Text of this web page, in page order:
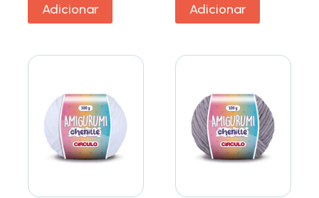
Adicionar Adicionar